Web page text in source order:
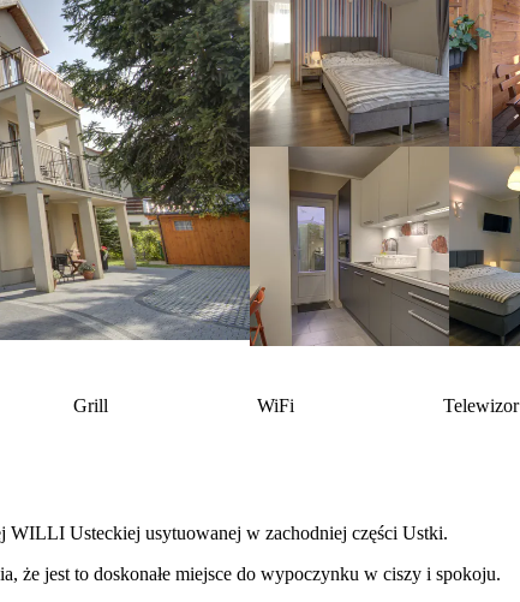
Grill WiFi Telewizor
WILLI Usteckiej usytuowanej w zachodniej części Ustki.
że jest to doskonałe miejsce do wypoczynku w ciszy i spokoju.